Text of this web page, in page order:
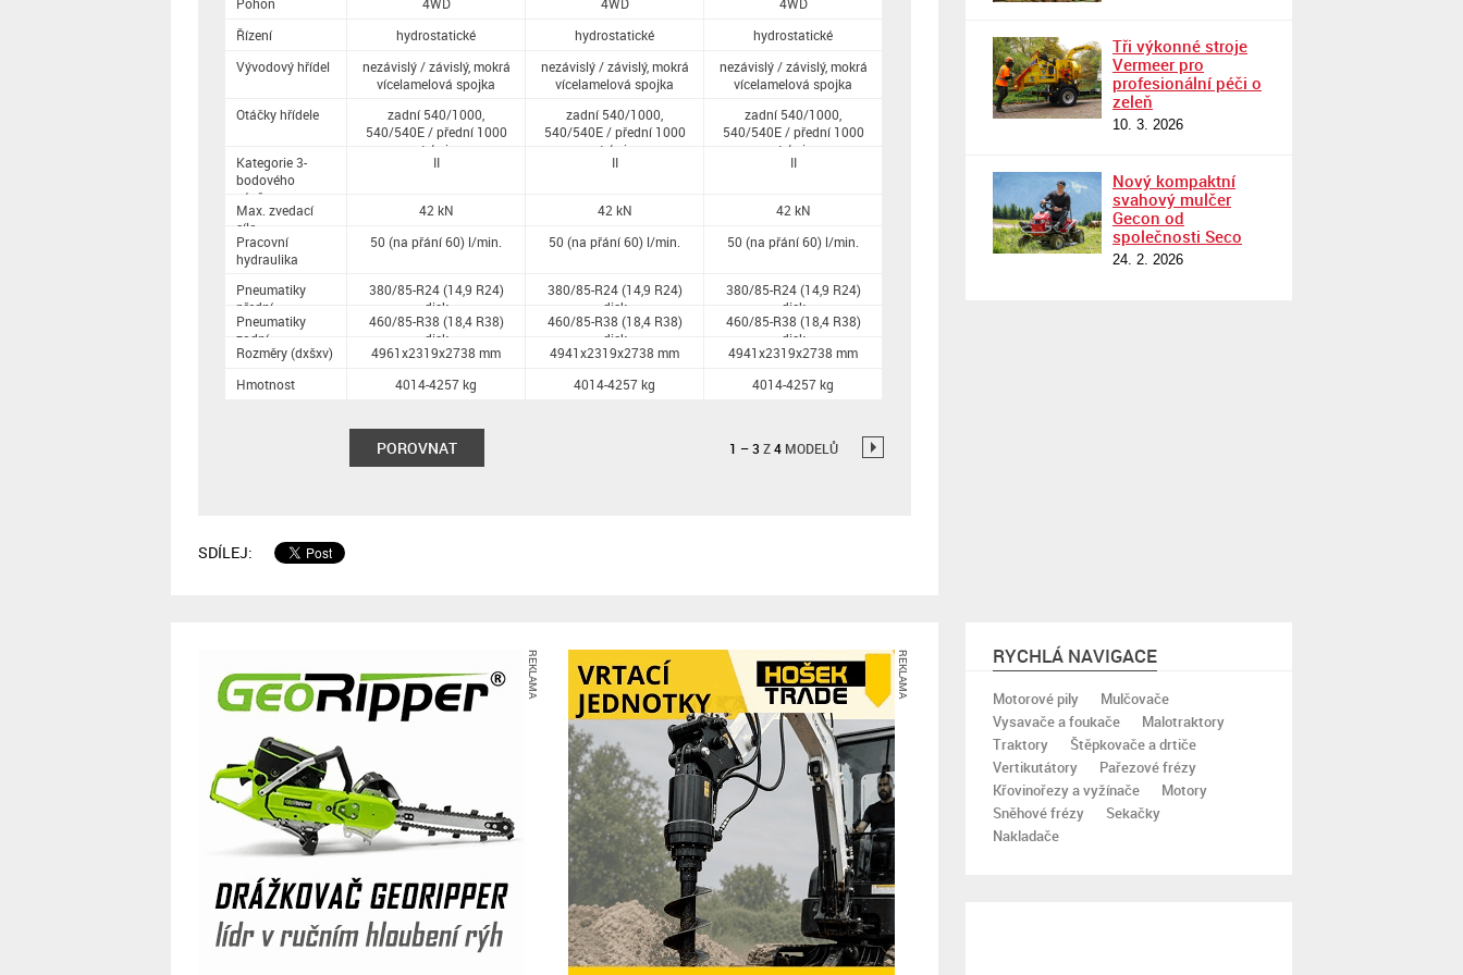
Řízení
Vývodový hřídel
Otáčky hřídele
Kategorie 3-
bodového
závěsu
Max. zvedací
síla
Pracovní
hydraulika
Pneumatiky
přední
Pneumatiky
zadní
Rozměry (dxšxv)
Hmotnost
hydrostatické
hydrostatické
hydrostatické
nezávislý / závislý, mokrá
vícelamelová spojka
nezávislý / závislý, mokrá
vícelamelová spojka
nezávislý / závislý, mokrá
vícelamelová spojka
zadní 540/1000,
540/540E / přední 1000
ot./min.
zadní 540/1000,
540/540E / přední 1000
ot./min.
zadní 540/1000,
540/540E / přední 1000
ot./min.
II II II
42 kN 42 kN
42 kN
50 (na přání 60) l/min.
50 (na přání 60) l/min. 50 (na přání 60) l/min.
380/85-R24 (14,9 R24)
disk
380/85-R24 (14,9 R24)
disk
380/85-R24 (14,9 R24)
disk
460/85-R38 (18,4 R38)
disk
460/85-R38 (18,4 R38)
disk
460/85-R38 (18,4 R38)
disk
4961x2319x2738 mm
4941x2319x2738 mm
4941x2319x2738 mm
4014-4257 kg
4014-4257 kg 4014-4257 kg
POROVNAT →
1 –3 Z4 MODELŮ
SDÍLEJ:
Tři výkonné stroje
Vermeer pro
profesionální péči o
zeleň
10. 3. 2026
Nový kompaktní
svahový mulčer
Gecon od
společnosti Seco
24. 2. 2026
REKLAMA REKLAMA RYCHLÁ NAVIGACE
Motorové pily
Mulčovače
Vysavače a foukače
Malotraktory
Traktory
Štěpkovače a drtiče
Vertikutátory
Pařezové frézy
Křovinořezy a vyžínače
Motory
Sněhové frézy
Sekačky
Nakladače